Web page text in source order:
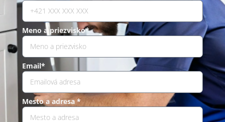
Meno a priezvisko*
Email*
Mesto a adresa *